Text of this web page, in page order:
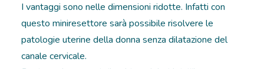
I vantaggi sono nelle dimensioni ridotte. Infatti con
questo miniresettore sarà possibile risolvere le
patologie uterine della donna senza dilatazione del
canale cervicale.